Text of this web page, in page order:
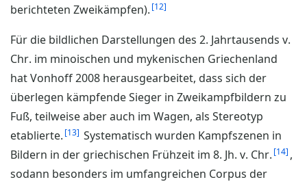
berichteten Zweikämpfen). 12
Für die bildlichen Darstellungen des 2. Jahrtausends v.
Chr. im minoischen und mykenischen Griechenland
hat Vonhoff 2008 herausgearbeitet, dass sich der
überlegen kämpfende Sieger in Zweikampfbildern zu
Fuß, teilweise aber auch im Wagen, als Stereotyp
etablierte. 13 Systematisch wurden Kampfszenen in
Bildern in der griechischen Frühzeit im 8. Jh. v. Chr. 14 ,
sodann besonders im umfangreichen Corpus der